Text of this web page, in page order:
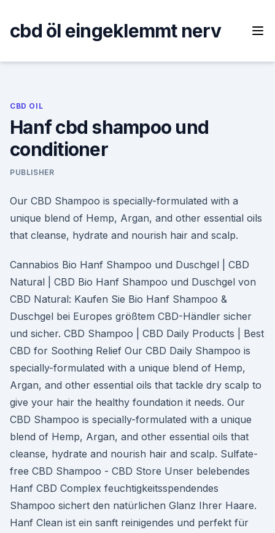
content
cbd öl eingeklemmt nerv
CBD OIL
Hanf cbd shampoo und
conditioner
PUBLISHER
Our CBD Shampoo is specially-formulated with a
unique blend of Hemp, Argan, and other essential oils
that cleanse, hydrate and nourish hair and scalp.
Cannabios Bio Hanf Shampoo und Duschgel | CBD
Natural | CBD Bio Hanf Shampoo und Duschgel von
CBD Natural: Kaufen Sie Bio Hanf Shampoo &
Duschgel bei Europes größtem CBD-Händler sicher
und sicher. CBD Shampoo | CBD Daily Products | Best
CBD for Soothing Relief Our CBD Daily Shampoo is
specially-formulated with a unique blend of Hemp,
Argan, and other essential oils that tackle dry scalp to
give your hair the healthy foundation it needs. Our
CBD Shampoo is specially-formulated with a unique
blend of Hemp, Argan, and other essential oils that
cleanse, hydrate and nourish hair and scalp. Sulfate-
free CBD Shampoo - CBD Store Unser belebendes
Hanf CBD Complex feuchtigkeitsspendendes
Shampoo sichert den natürlichen Glanz Ihrer Haare.
Hanf Clean ist ein sanft reinigendes und perfekt für